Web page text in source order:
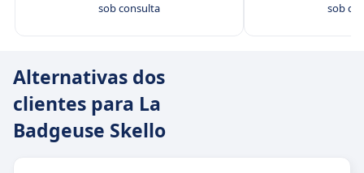
sob consulta sob
Alternativas dos
clientes para La
Badgeuse Skello